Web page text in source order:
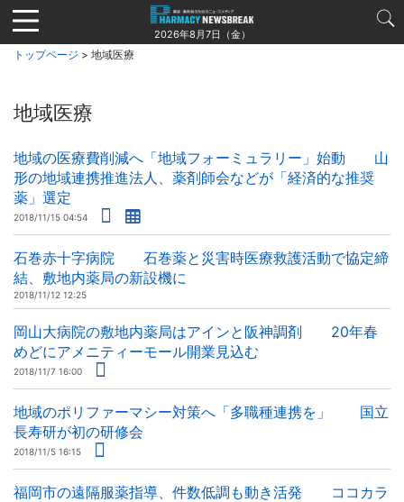
Jump
to
navigation
2026年8月7日（金）
トップページ > 地域医療
地域医療
地域の医療費削減へ「地域フォーミュラリー」始動 山
形の地域連携推進法人、薬剤師会などが「経済的な推奨
薬」選定
2018/11/15 04:54
石巻赤十字病院 石巻薬と災害時医療救護活動で協定締
結、敷地内薬局の新設機に
2018/11/12 12:25
岡山大病院の敷地内薬局はアインと阪神調剤 20年春
めどにアメニティーモール開業見込む
2018/11/7 16:00
地域のポリファーマシー対策へ「多職種連携を」 国立
長寿研が初の研修会
2018/11/5 16:15
福岡市の遠隔服薬指導、件数低調も動き活発 ココカラ